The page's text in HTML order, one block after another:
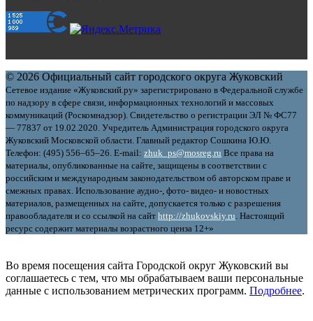
© 2026 Официальный сайт городского округа Жуковский
Сетевое издание «Жуковский.ру» зарегистрировано в Федеральной службе
по надзору в сфере связи, информационных технологий и массовых
коммуникаций (Роскомнадзор). Свидетельство о регистрации ЭЛ № ФС77
— 77837 от 19.02.2020. Учредитель Администрация городского округа
Жуковский Московской области. Главный редактор Сошкина Ю.Ю.
Телефон: (495) 556–65–26. E‑mail: zhuk_ps@mosreg.ru Все права на
материалы, опубликованные на сайте, защищены в соответствии с
российским и международным законодательством об авторском праве и
смежных правах. Использование аудио-, фото- видео- и новостных
материалов, размещенных на сайте, допускается только с разрешения
правообладателя и со ссылкой на сайт http://zhukovskiy.ru . Настоящий
ресурс содержит материалы возрастного ценза 12+»
Во время посещения сайта Городской округ Жуковский вы
соглашаетесь с тем, что мы обрабатываем ваши персональные
данные с использованием метрических программ. Подробнее.